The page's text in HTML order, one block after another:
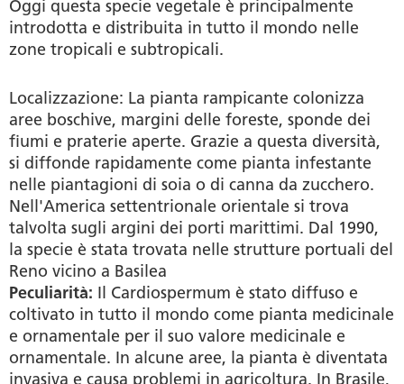
Oggi questa specie vegetale è principalmente
introdotta e distribuita in tutto il mondo nelle
zone tropicali e subtropicali.
Localizzazione: La pianta rampicante colonizza
aree boschive, margini delle foreste, sponde dei
fiumi e praterie aperte. Grazie a questa diversità,
si diffonde rapidamente come pianta infestante
nelle piantagioni di soia o di canna da zucchero.
Nell'America settentrionale orientale si trova
talvolta sugli argini dei porti marittimi. Dal 1990,
la specie è stata trovata nelle strutture portuali del
Reno vicino a Basilea
Peculiarità: Il Cardiospermum è stato diffuso e
coltivato in tutto il mondo come pianta medicinale
e ornamentale per il suo valore medicinale e
ornamentale. In alcune aree, la pianta è diventata
invasiva e causa problemi in agricoltura. In Brasile,